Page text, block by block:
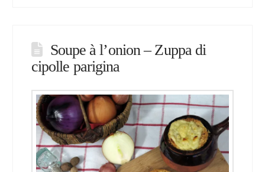
Soupe à l’onion – Zuppa di
cipolle parigina